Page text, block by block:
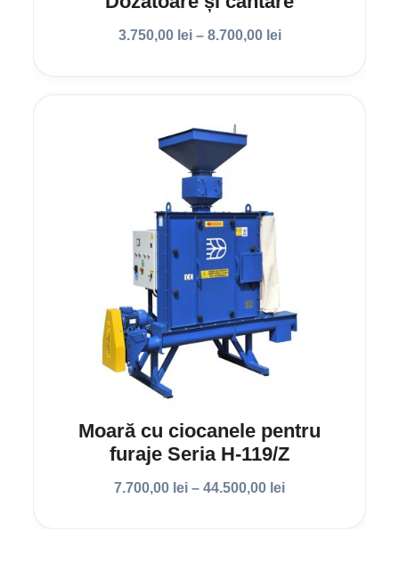
3.750,00 lei – 8.700,00 lei
Moară cu ciocanele pentru
furaje Seria H-119/Z
7.700,00 lei – 44.500,00 lei